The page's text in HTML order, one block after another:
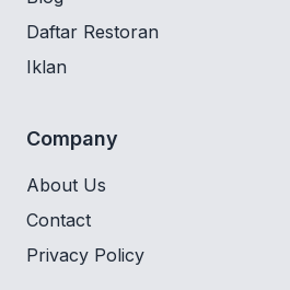
Daftar Restoran
Iklan
Company
About Us
Contact
Privacy Policy